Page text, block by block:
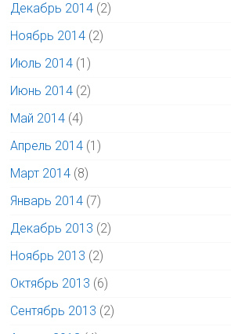
Декабрь 2014 (2)
Ноябрь 2014 (2)
Июль 2014 (1)
Июнь 2014 (2)
Май 2014 (4)
Апрель 2014 (1)
Март 2014 (8)
Январь 2014 (7)
Декабрь 2013 (2)
Ноябрь 2013 (2)
Октябрь 2013 (6)
Сентябрь 2013 (2)